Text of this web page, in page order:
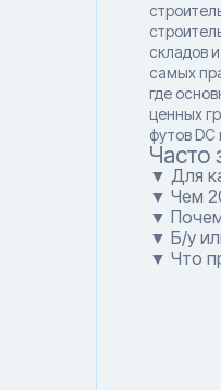
складов
самых
где
ценных
футов
Часто
▼ Для
▼ Чем
▼
▼ Б/у
▼ Что